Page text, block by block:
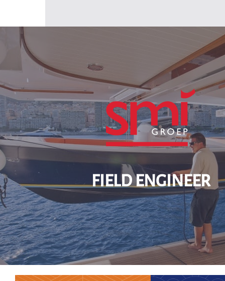
Security
Maritime
SMI groep
Over ons
Contact
FIELD ENGINEER